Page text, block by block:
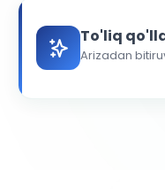
To'liq
Arizadan